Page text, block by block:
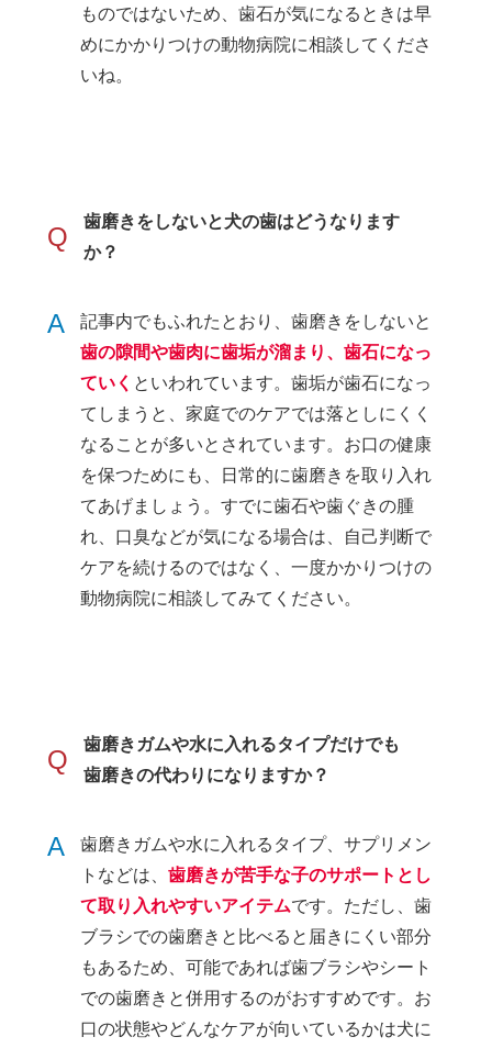
ものではないため、歯石が気になるときは早
めにかかりつけの動物病院に相談してくださ
いね。
Q
歯磨きをしないと犬の歯はどうなります
か？
A
記事内でもふれたとおり、歯磨きをしないと
歯の隙間や歯肉に歯垢が溜まり、歯石になっ
ていく といわれています。歯垢が歯石になっ
てしまうと、家庭でのケアでは落としにくく
なることが多いとされています。お口の健康
を保つためにも、日常的に歯磨きを取り入れ
てあげましょう。すでに歯石や歯ぐきの腫
れ、口臭などが気になる場合は、自己判断で
ケアを続けるのではなく、一度かかりつけの
動物病院に相談してみてください。
Q
歯磨きガムや水に入れるタイプだけでも
歯磨きの代わりになりますか？
A
歯磨きガムや水に入れるタイプ、サプリメン
トなどは、歯磨きが苦手な子のサポートとし
て取り入れやすいアイテムです。ただし、歯
ブラシでの歯磨きと比べると届きにくい部分
もあるため、可能であれば歯ブラシやシート
での歯磨きと併用するのがおすすめです。お
口の状態やどんなケアが向いているかは犬に